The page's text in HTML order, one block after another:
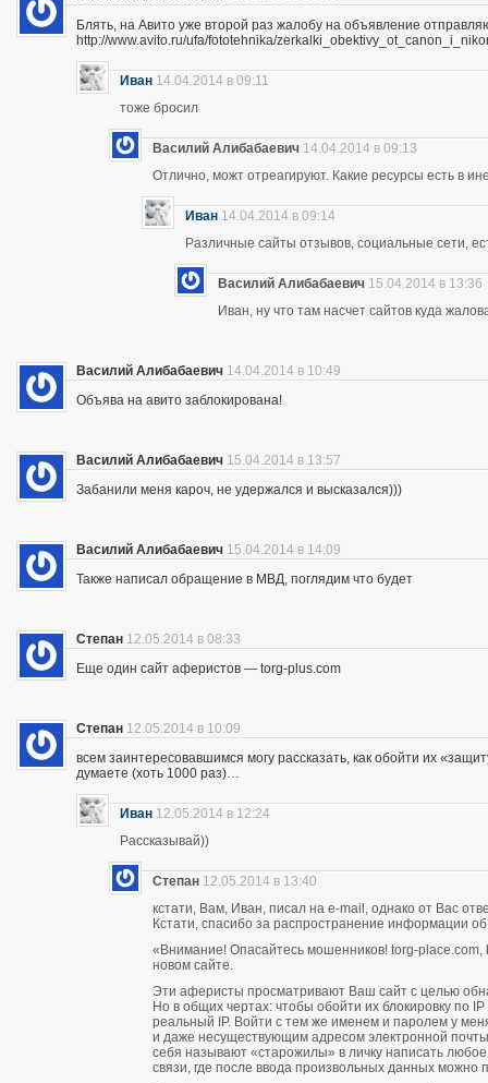
Блять, на Авито уже второй раз жалобу на объявление
http://www.avito.ru/ufa/fototehnika/
Иван 14.04.2014 в 09:11
тоже бросил
Василий Алибабаевич 14.04.2014 в 09:13
Отлично, можт отреагируют. Какие ресурсы есть в
Иван 14.04.2014 в 09:14
Различные сайты отзывов, социальные сети,
Василий Алибабаевич 15.04.2014 в 13:36
Иван, ну что там насчет сайтов куда
Василий Алибабаевич 14.04.2014 в 10:49
Объява на авито заблокирована!
Василий Алибабаевич 15.04.2014 в 13:57
Забанили меня кароч, не удержался и высказался)))
Василий Алибабаевич 15.04.2014 в 14:09
Также написал обращение в МВД, поглядим что будет
Степан 12.05.2014 в 08:33
Еще один сайт аферистов — torg-plus.com
Степан 12.05.2014 в 10:09
всем заинтересовавшимся могу рассказать, как обойти их
думаете (хоть 1000 раз)…
Иван 12.05.2014 в 12:24
Рассказывай))
Степан 12.05.2014 в 13:40
кстати, Вам, Иван, писал на e-mail, однако от Вас
Кстати, спасибо за распространение информации
«Внимание! Опасайтесь мошенников! torg-place.com,
новом сайте.
Эти аферисты просматривают Ваш сайт с целью
Но в общих чертах: чтобы обойти их блокировку по
реальный IP. Войти с тем же именем и паролем у
и даже несуществующим адресом электронной
себя называют «старожилы» в личку написать
связи, где после ввода произвольных данных можно